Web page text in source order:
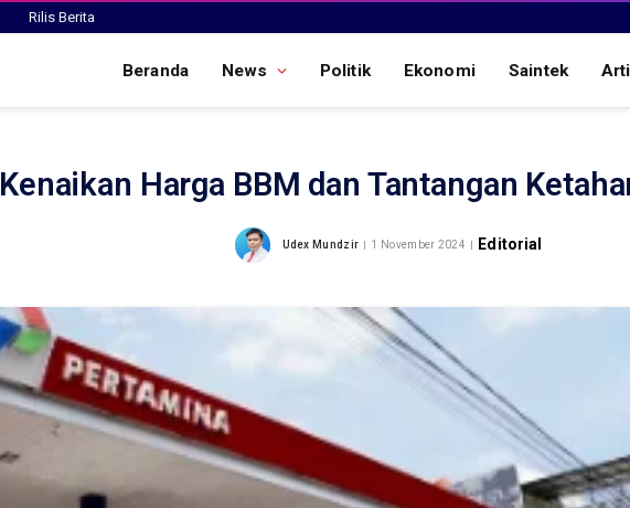
Rilis Berita
Beranda News Politik Ekonomi Saintek
Kenaikan Harga BBM dan Tantangan
Udex Mundzir 1 November 2024 Editorial